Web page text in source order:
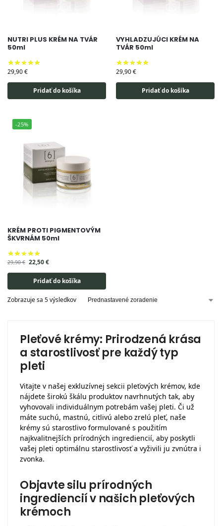
NUTRI PLUS KRÉM NA TVÁR
50ml
29,90€
Pridať do košíka
VYHLADZUJÚCI KRÉM NA
TVÁR 50ml
29,90€
Pridať do košíka
-25%
KRÉM PROTI PIGMENTOVÝM
ŠKVRNÁM 50ml
29,90€ 22,50€
Pridať do košíka
Zobrazuje sa 5 výsledkov
Pleťové krémy: Prirodzená krása
a starostlivosť pre každý typ
pleti
Vitajte v našej exkluzívnej sekcii pleťových krémov, kde
nájdete širokú škálu produktov navrhnutých tak, aby
vyhovovali individuálnym potrebám vašej pleti. Či už
máte suchú, mastnú, citlivú alebo zrelú pleť, naše
krémy sú starostlivo formulované s použitím
najkvalitnejších prírodných ingrediencií, aby poskytli
vašej pleti optimálnu starostlivosť a vyživili ju zvnútra i
zvonka.
Objavte silu prírodných
ingrediencií v našich pleťových
krémoch